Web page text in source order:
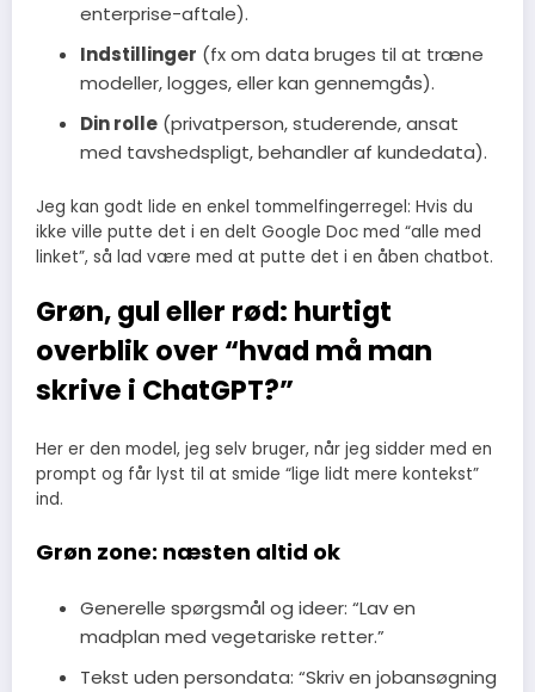
enterprise-aftale).
Indstillinger (fx om data bruges til at træne
modeller, logges, eller kan gennemgås).
Din rolle(privatperson, studerende, ansat
med tavshedspligt, behandler af kundedata).
Jeg kan godt lide en enkel tommelfingerregel: Hvis du
ikke ville putte det i en delt Google Doc med “alle med
linket”, så lad være med at putte det i en åben chatbot.
Grøn, gul eller rød: hurtigt
overblik over “hvad må man
skrive i ChatGPT?”
Her er den model, jeg selv bruger, når jeg sidder med en
prompt og får lyst til at smide “lige lidt mere kontekst”
ind.
Grøn zone: næsten altid ok
Generelle spørgsmål og ideer: “Lav en
madplan med vegetariske retter.”
Tekst uden persondata: “Skriv en jobansøgning